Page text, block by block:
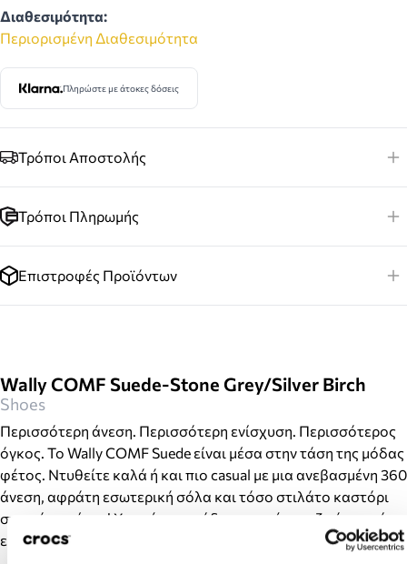
Διαθεσιμότητα:
Περιορισμένη Διαθεσιμότητα
Πληρώστε με άτοκες δόσεις
Τρόποι Αποστολής
Τρόποι Πληρωμής
Επιστροφές Προϊόντων
Wally COMF Suede-Stone Grey/Silver Birch
Shoes
Περισσότερη άνεση. Περισσότερη ενίσχυση. Περισσότερος
όγκος. Το Wally COMF Suede είναι μέσα στην τάση της μόδας
φέτος. Ντυθείτε καλά ή και πιο casual με μια ανεβασμένη 360
άνεση, αφράτη εσωτερική σόλα και τόσο στιλάτο καστόρι
στο πάνω μέρος! Χαρούμενα πόδια, χαρούμενη ζωή - αυτό
είναι το μότο μας.